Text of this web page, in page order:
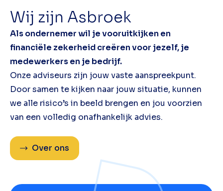
Wij zijn Asbroek
Als ondernemer wil je vooruitkijken en
financiële zekerheid creëren voor jezelf, je
medewerkers en je bedrijf.
Onze adviseurs zijn jouw vaste aanspreekpunt.
Door samen te kijken naar jouw situatie, kunnen
we alle risico’s in beeld brengen en jou voorzien
van een volledig onafhankelijk advies.
Over ons